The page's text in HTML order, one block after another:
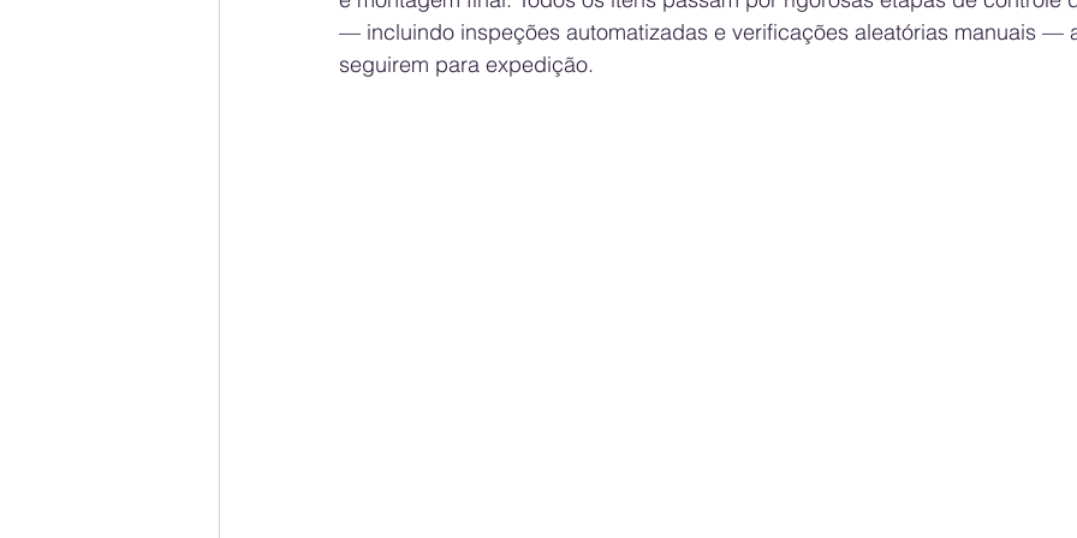
— incluindo inspeções automatizadas e verificações aleatórias manuais —
seguirem para expedição.